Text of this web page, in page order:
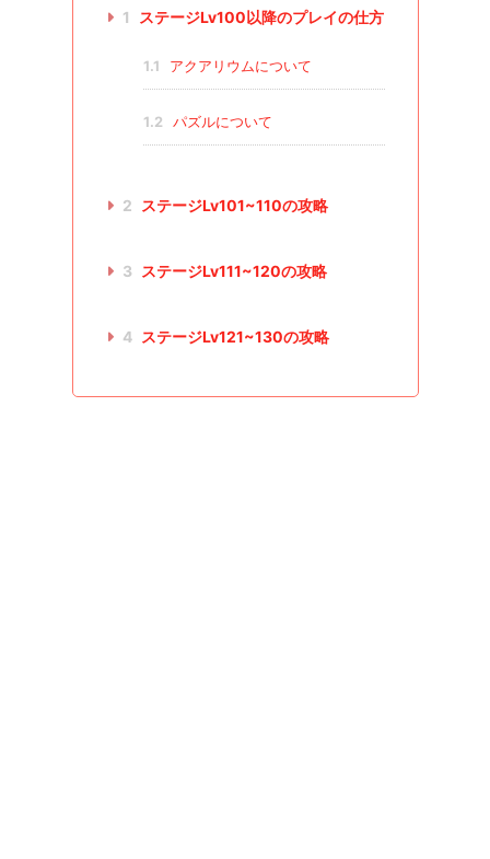
1 ステージLv100以降のプレイの仕方
1.1 アクアリウムについて
1.2 パズルについて
2 ステージLv101~110の攻略
3 ステージLv111~120の攻略
4 ステージLv121~130の攻略